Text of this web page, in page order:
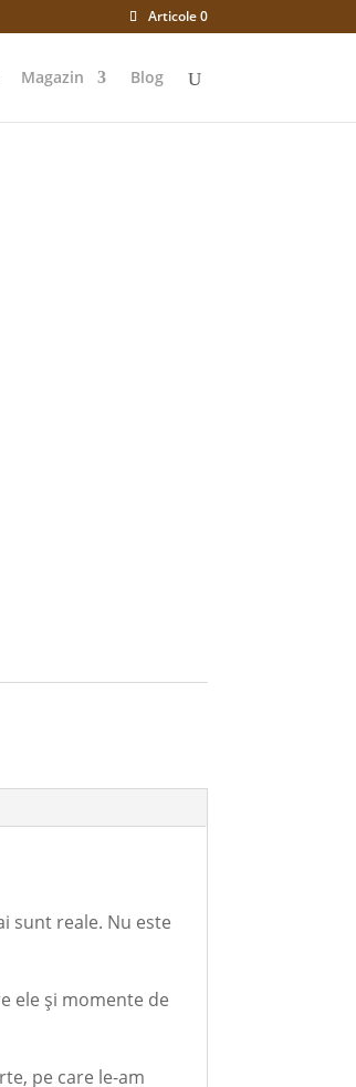
Articole 0
Magazin Blog
sunt reale. Nu este
ele şi momente de
pe care le-am